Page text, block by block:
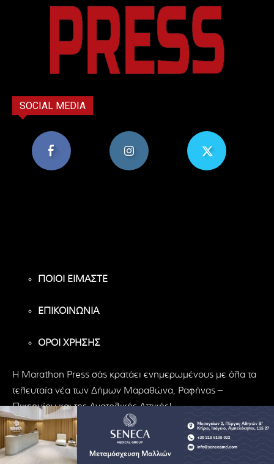
SOCIAL MEDIA
ΠΟΙΟΙ ΕΙΜΑΣΤΕ
ΕΠΙΚΟΙΝΩΝΙΑ
ΟΡΟΙ ΧΡΗΣΗΣ
H Marathon Press σάς κρατάει ενημερωμένους με όλα τα
τελευταία νέα των Δήμων Μαραθώνα, Ραφήνας –
Πικερμίου και της Ανατολικής Αττικής!
© Marathon Press | All Rights Reserved